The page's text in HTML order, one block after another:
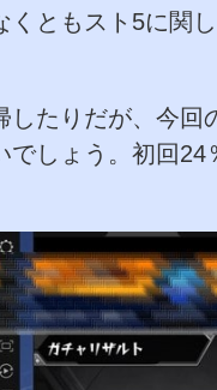
くともスト5に関
したりだが、今
でしょう。初回